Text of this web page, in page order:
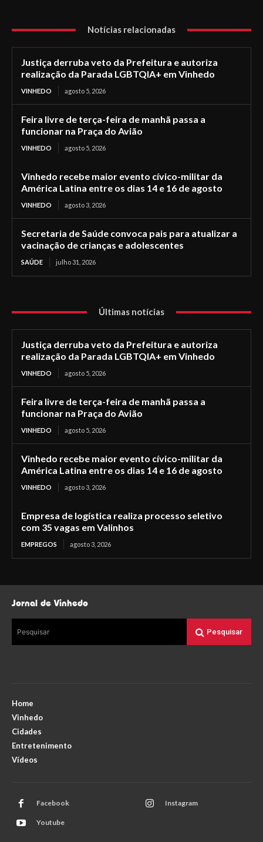
Notícias relacionadas
Justiça derruba veto da Prefeitura e autoriza
realização da Parada LGBTQIA+ em Vinhedo
VINHEDO agosto 5, 2026
Feira livre de terça-feira de manhã passa a
funcionar na Praça do Avião
VINHEDO agosto 5, 2026
Vinhedo recebe maior evento cívico-militar da
América Latina entre os dias 14 e 16 de agosto
VINHEDO agosto 3, 2026
Secretaria de Saúde convoca pais para atualizar a
vacinação de crianças e adolescentes
SAÚDE julho 31, 2026
Últimas notícias
Justiça derruba veto da Prefeitura e autoriza
realização da Parada LGBTQIA+ em Vinhedo
VINHEDO agosto 5, 2026
Feira livre de terça-feira de manhã passa a
funcionar na Praça do Avião
VINHEDO agosto 5, 2026
Vinhedo recebe maior evento cívico-militar da
América Latina entre os dias 14 e 16 de agosto
VINHEDO agosto 3, 2026
Empresa de logística realiza processo seletivo
com 35 vagas em Valinhos
EMPREGOS agosto 3, 2026
Jornal de Vinhedo
Pesquisar Pesquisar
Home
Vinhedo
Cidades
Entretenimento
Vídeos
Facebook Instagram
Youtube